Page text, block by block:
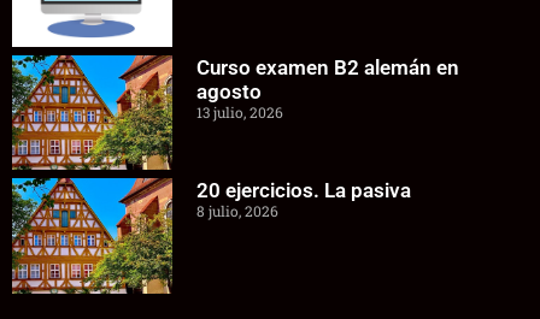
Curso examen B2 alemán en
agosto
13 julio, 2026
20 ejercicios. La pasiva
8 julio, 2026